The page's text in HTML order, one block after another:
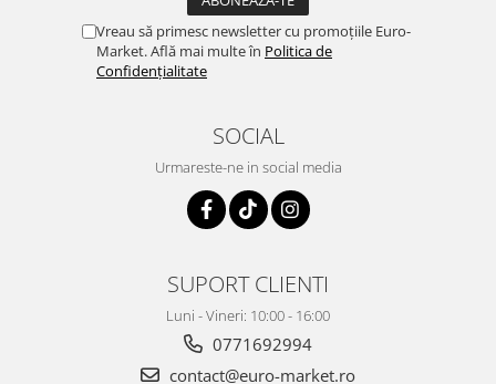
Vreau să primesc newsletter cu promoțiile Euro-
Market. Află mai multe în Politica de
Confidențialitate
SOCIAL
Urmareste-ne in social media
SUPORT CLIENTI
Luni - Vineri: 10:00 - 16:00
0771692994
contact@euro-market.ro